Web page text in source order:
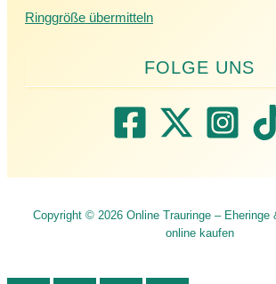
Ringgröße übermitteln
Copyright © 2026 Online Trauringe – Eheringe
online kaufen